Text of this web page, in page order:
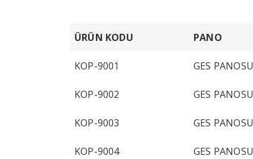
ÜRÜN KODU PANO
KOP-9001 GES PANOSU
KOP-9002 GES PANOSU
KOP-9003 GES PANOSU
KOP-9004 GES PANOSU